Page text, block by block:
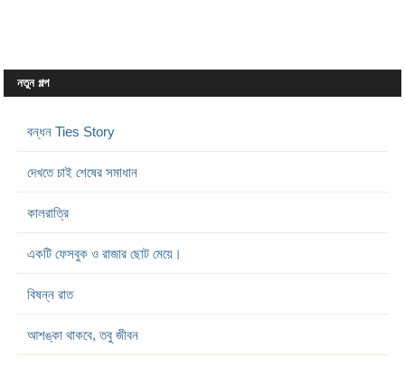
নতুন গল্প
বন্ধন Ties Story
দেখতে চাই শেষের সমাধান
কালরাত্রি
একটি ফেসবুক ও রাজার ছোট মেয়ে।
বিষন্ন রাত
আশঙ্কা থাকবে, তবু জীবন